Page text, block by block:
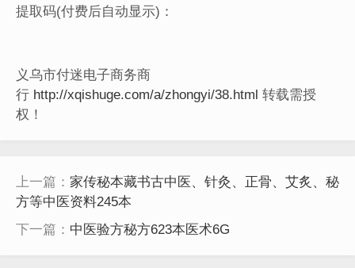
提取码(付费后自动显示)：
义乌市付迷电子商务商
行 http://xqishuge.com/a/zhongyi/38.html 转载需授
权！
上一篇： 家传秘本藏书古中医、针灸、正骨、艾炙、秘
方等中医资料245本
下一篇： 中医验方秘方623本医术6G